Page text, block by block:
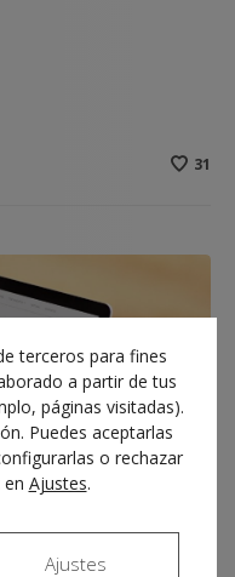
31
terceros para fines
a partir de tus
páginas visitadas).
Puedes aceptarlas
o rechazar
Ajustes.
Ajustes